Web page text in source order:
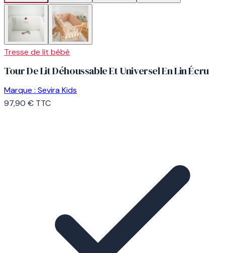
Tresse de lit bébé
Tour De Lit Déhoussable Et Universel En Lin Écru
Marque : Sevira Kids
97,90 € TTC